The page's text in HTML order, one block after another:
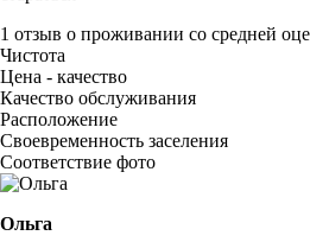
1 отзыв о проживании со средней
Чистота
Цена - качество
Качество обслуживания
Расположение
Своевременность заселения
Соответствие фото
Ольга